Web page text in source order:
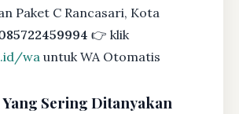
Paket C Rancasari, Kota
👉 klik
wa untuk WA Otomatis
Sering Ditanyakan